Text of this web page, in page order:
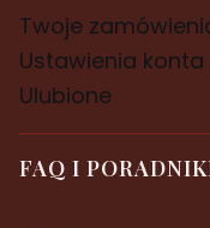
Twoje
Ustawienia konta
Ulubione
FAQ I